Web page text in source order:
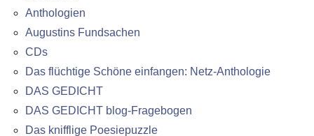
Anthologien
Augustins Fundsachen
CDs
Das flüchtige Schöne einfangen: Netz-Anthologie
DAS GEDICHT
DAS GEDICHT blog-Fragebogen
Das knifflige Poesiepuzzle